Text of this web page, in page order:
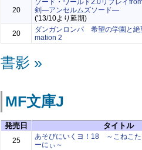
20
ソード・ワールド2.0リプレイ
剣―アンセルムズソード―
('13/10より延期)
20
ダンガンロンパ 希望の学園と絶
mation 2
書影 »
MF文庫J
発売日 タイトル
25
あそびにいくヨ！18 ～こねこた
ーにぃ～